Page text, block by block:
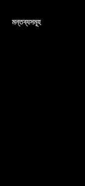
মন্তব্যসমূহ